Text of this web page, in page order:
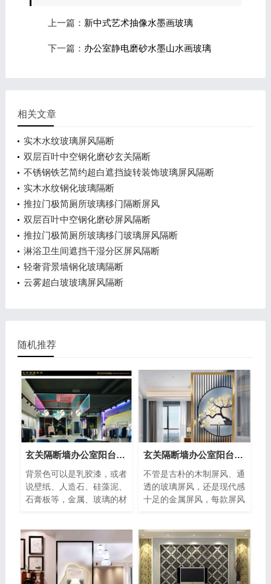
上一篇： 新中式艺术抽像水墨画玻璃
下一篇： 办公室静电磨砂水墨山水画玻璃
相关文章
实木水纹玻璃屏风隔断
双层百叶中空钢化磨砂玄关隔断
不锈钢铁艺简约超白遮挡旋转装饰玻璃屏风隔断
实木水纹钢化玻璃隔断
推拉门极简厕所玻璃移门隔断屏风
双层百叶中空钢化磨砂屏风隔断
推拉门极简厕所玻璃移门玻璃屏风隔断
淋浴卫生间遮挡干湿分区屏风隔断
轻奢背景墙钢化玻璃隔断
云雾超白玻玻璃屏风隔断
随机推荐
玄关隔断墙办公室阳台挡门电视玻璃背景墙
背景色可以是乳胶漆，或者
说壁纸、人造石、硅藻泥、
石膏板等，金属、玻璃的材
玄关隔断墙办公室阳台挡门电视玻璃背景墙
不管是古朴的木制屏风、通
透的玻璃屏风，还是现代感
十足的金属屏风，每款屏风